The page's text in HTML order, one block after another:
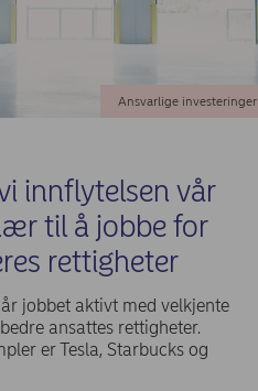
Ansvarlige investeringer
innflytelsen vår
til å jobbe for
rettigheter
jobbet aktivt med velkjente
ansattes rettigheter.
er Tesla, Starbucks og